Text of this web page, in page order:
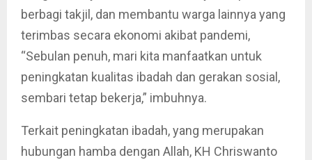
berbagi takjil, dan membantu warga lainnya yang
terimbas secara ekonomi akibat pandemi,
“Sebulan penuh, mari kita manfaatkan untuk
peningkatan kualitas ibadah dan gerakan sosial,
sembari tetap bekerja,” imbuhnya.
Terkait peningkatan ibadah, yang merupakan
hubungan hamba dengan Allah, KH Chriswanto